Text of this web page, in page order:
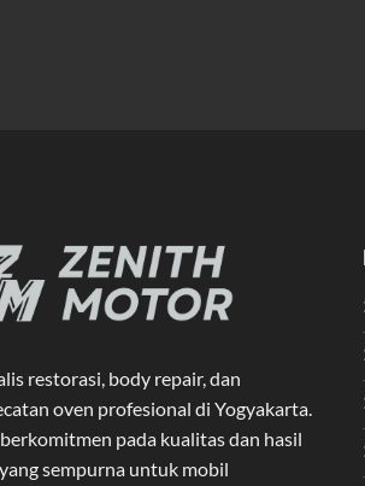
restorasi, body repair, dan
oven profesional di Yogyakarta
pada kualitas dan hasil
sempurna untuk mobil